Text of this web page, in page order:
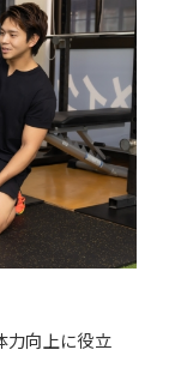
力向上に役立